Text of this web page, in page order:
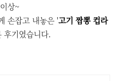
이상~
손잡고 내놓은 '고기 짬뽕 컵라
후기였습니다.